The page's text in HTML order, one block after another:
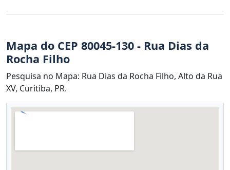
Mapa do CEP 80045-130 - Rua Dias da
Rocha Filho
Pesquisa no Mapa: Rua Dias da Rocha Filho, Alto da Rua
XV, Curitiba, PR.